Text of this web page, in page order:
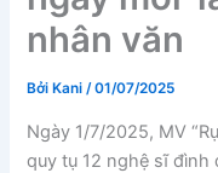
nhân văn
Bởi Kani/01/07/2025
Ngày 1/7/2025, MV
quy tụ 12 nghệ sĩ đình